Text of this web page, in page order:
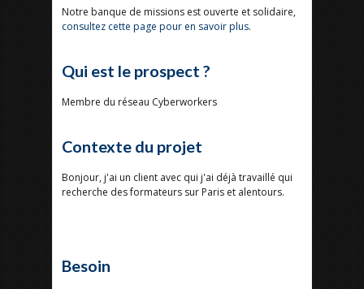
Notre banque de missions est ouverte et solidaire,
consultez cette page pour en savoir plus.
Qui est le prospect ?
Membre du réseau Cyberworkers
Contexte du projet
Bonjour, j'ai un client avec qui j'ai déjà travaillé qui
recherche des formateurs sur Paris et alentours.
Besoin